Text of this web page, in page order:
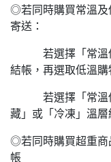
◎若同時購買常溫及
寄送：
若選擇「常溫低
結帳，再選取低溫購
若選擇「常溫低
藏」或「冷凍」溫層
◎若同時購買超重商
帳